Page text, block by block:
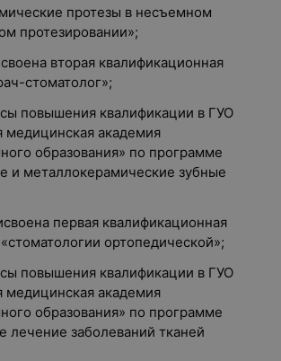
протезы в несъемном
протезировании»;
вторая квалификационная
стоматолог»;
повышения квалификации в ГУО
медицинская академия
образования» по программе
и металлокерамические зубные
первая квалификационная
ортопедической»;
повышения квалификации в ГУО
медицинская академия
образования» по программе
лечение заболеваний тканей